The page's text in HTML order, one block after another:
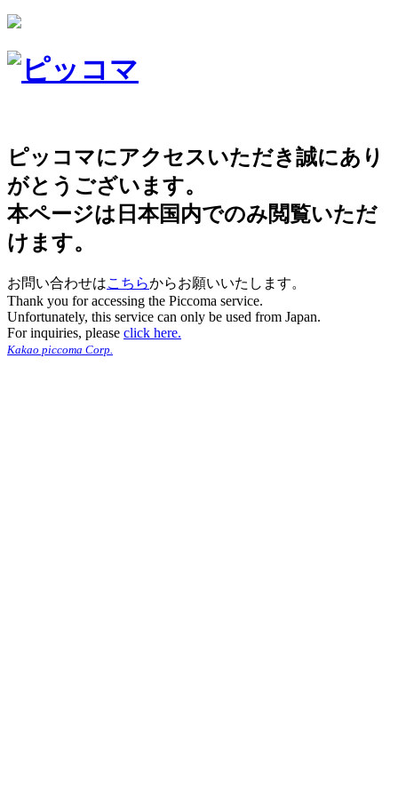
ピッコマにアクセスいただき誠にあり
がとうございます。
本ページは日本国内でのみ閲覧いただ
けます。
お問い合わせはこちらからお願いいたします。
Thank you for accessing the Piccoma service.
Unfortunately, this service can only be used from Japan.
For inquiries, please click here.
Kakao piccoma Corp.